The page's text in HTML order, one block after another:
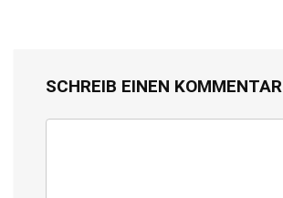
SCHREIB EINEN KOMMENTAR